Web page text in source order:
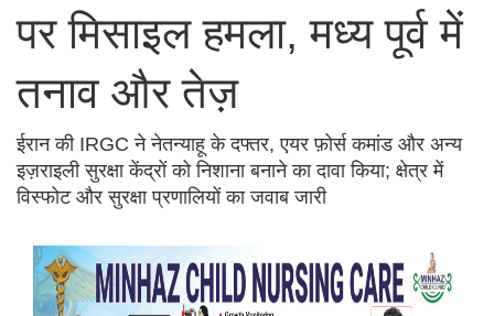
पर मिसाइल हमला, मध्य पूर्व में
तनाव और तेज़
ईरान की IRGC ने नेतन्याहू के दफ्तर, एयर फ़ोर्स कमांड और अन्य
इज़राइली सुरक्षा केंद्रों को निशाना बनाने का दावा किया; क्षेत्र में
विस्फोट और सुरक्षा प्रणालियों का जवाब जारी